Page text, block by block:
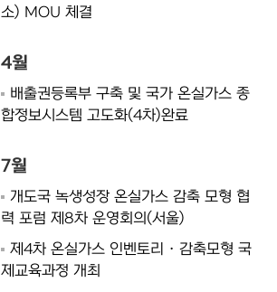
소) MOU 체결
4월
배출권등록부 구축 및 국가 온실가스 종
합정보시스템 고도화(4차)완료
7월
개도국 녹생성장 온실가스 감축 모형 협
력 포럼 제8차 운영회의(서울)
제4차 온실가스 인벤토리 · 감축모형 국
제교육과정 개최